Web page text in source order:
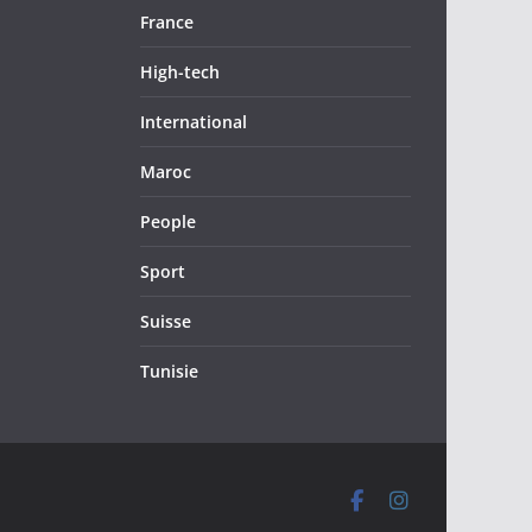
France
High-tech
International
Maroc
People
Sport
Suisse
Tunisie